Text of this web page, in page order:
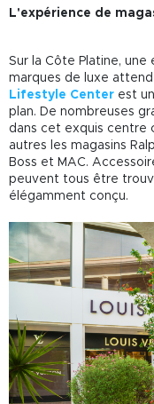
L'expérience de
Sur la Côte Platine,
marques de luxe
Lifestyle Center est
plan. De nombreuses
dans cet exquis centre
autres les magasins
Boss et MAC.
peuvent tous être
élégamment conçu.